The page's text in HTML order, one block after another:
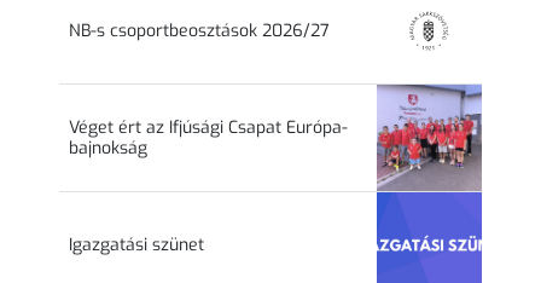
NB-s csoportbeosztások 2026/27
Véget ért az Ifjúsági Csapat Európa-
bajnokság
Igazgatási szünet